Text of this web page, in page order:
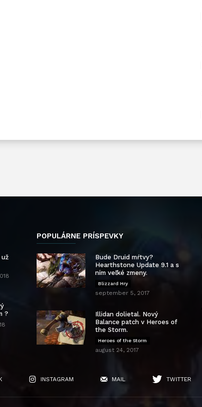
už
?
POPULÁRNE PRÍSPEVKY
Bude Druid mŕtvy?
Hearthstone Update 9.1 a s
ním veľké zmeny.
Blizzard Hry
september 5, 2017
Illidan dolietal. Nový
Balance patch v Heroes of
the Storm.
Heroes of the Storm
august 24, 2017
INSTAGRAM MAIL TWITTER